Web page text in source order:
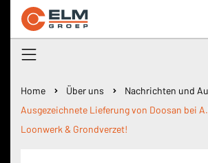
Home Über uns
Nachrichten und
Ausgezeichnete Lieferung von Doosan bei
Loonwerk & Grondverzet!